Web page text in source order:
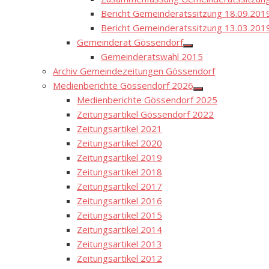
Bericht Gemeinderatssitzung
Bericht Gemeinderatssitzung
Gemeinderat Gössendorf
Show
sub
menu
Gemeinderatswahl 2015
Archiv Gemeindezeitungen Gössendorf
Medienberichte Gössendorf 2026
Show
sub
menu
Medienberichte Gössendorf 2025
Zeitungsartikel Gössendorf 2022
Zeitungsartikel 2021
Zeitungsartikel 2020
Zeitungsartikel 2019
Zeitungsartikel 2018
Zeitungsartikel 2017
Zeitungsartikel 2016
Zeitungsartikel 2015
Zeitungsartikel 2014
Zeitungsartikel 2013
Zeitungsartikel 2012